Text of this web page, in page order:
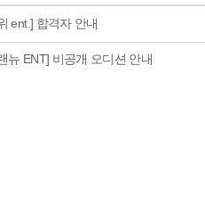
ent.] 합격자 안내
뉴 ENT] 비공개 오디션 안내